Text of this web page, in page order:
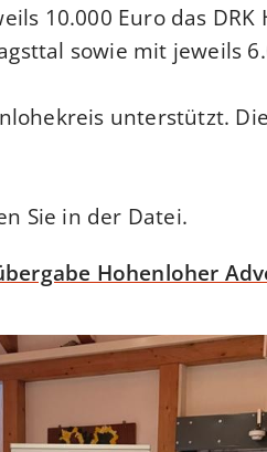
10.000 Euro das
sowie mit jeweils
unterstützt.
Sie in der Datei.
Hohenloher